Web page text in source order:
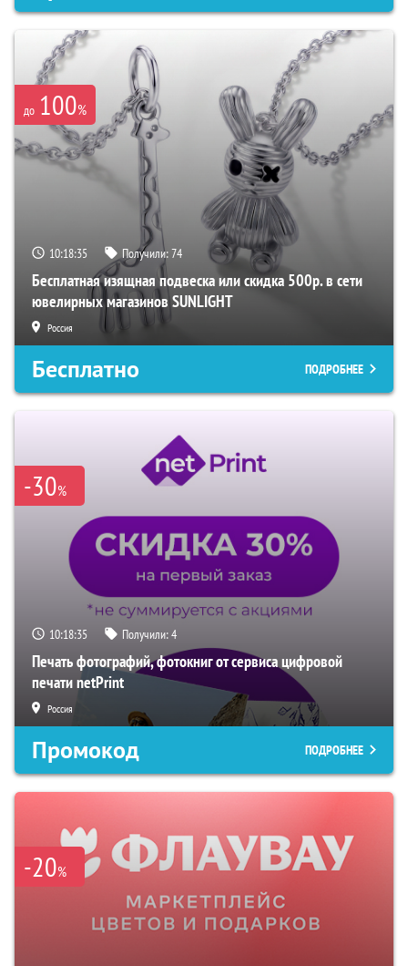
до 100%
10:18:34 Получили:74
Бесплатная изящная подвеска или скидка 500р. в сети
ювелирных магазинов SUNLIGHT
Россия
Бесплатно ПОДРОБНЕЕ
-30%
10:18:34 Получили:4
Печать фотографий, фотокниг от сервиса цифровой
печати netPrint
Россия
Промокод ПОДРОБНЕЕ
-20%